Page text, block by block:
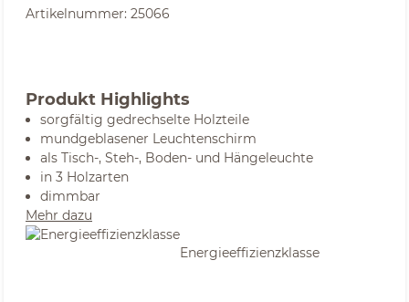
Artikelnummer: 25066
Produkt Highlights
sorgfältig gedrechselte Holzteile
mundgeblasener Leuchtenschirm
als Tisch-, Steh-, Boden- und Hängeleuchte
in 3 Holzarten
dimmbar
Mehr dazu
Energieeffizienzklasse